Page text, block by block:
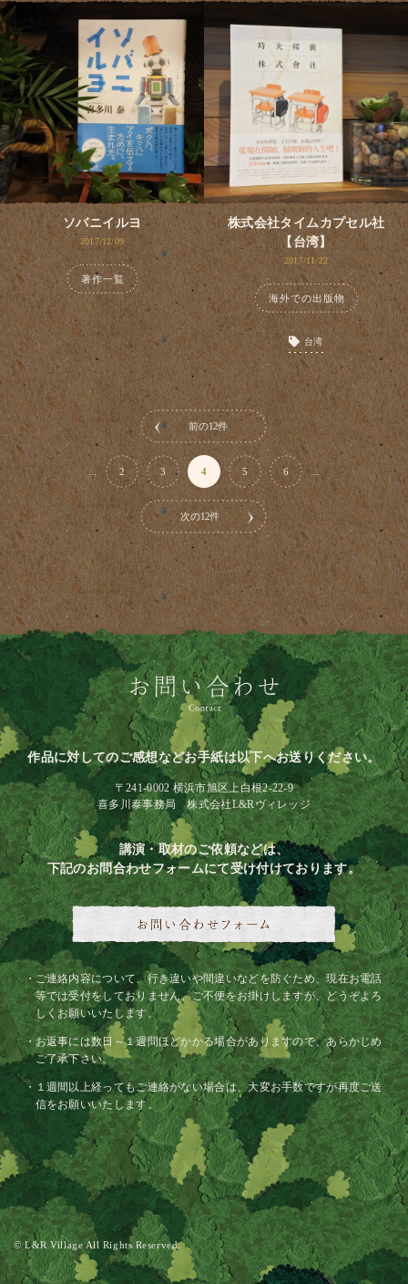
ソバニイルヨ
2017/12/09
著作一覧
株式会社タイムカプセル社
【台湾】
2017/11/22
海外での出版物
台湾
前の12件
... 2 3 4 5 6 ...
次の12件
作品に対してのご感想などお手紙は以下へお送りください。
〒241-0002 横浜市旭区上白根2-22-9
喜多川泰事務局 株式会社L&Rヴィレッジ
講演・取材のご依頼などは、
下記のお問合わせフォームにて受け付けております。
ご連絡内容について、行き違いや間違いなどを防ぐため、現在お電話
等では受付をしておりません。ご不便をお掛けしますが、どうぞよろ
しくお願いいたします。
お返事には数日～１週間ほどかかる場合がありますので、あらかじめ
ご了承下さい。
１週間以上経ってもご連絡がない場合は、大変お手数ですが再度ご送
信をお願いいたします。
© L&R Village All Rights Reserved.